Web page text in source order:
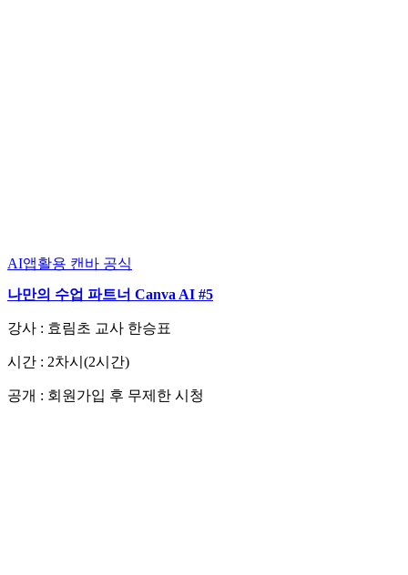
AI앱활용 캔바 공식
나만의 수업 파트너 Canva AI #5
강사 : 효림초 교사 한승표
시간 : 2차시(2시간)
공개 : 회원가입 후 무제한 시청